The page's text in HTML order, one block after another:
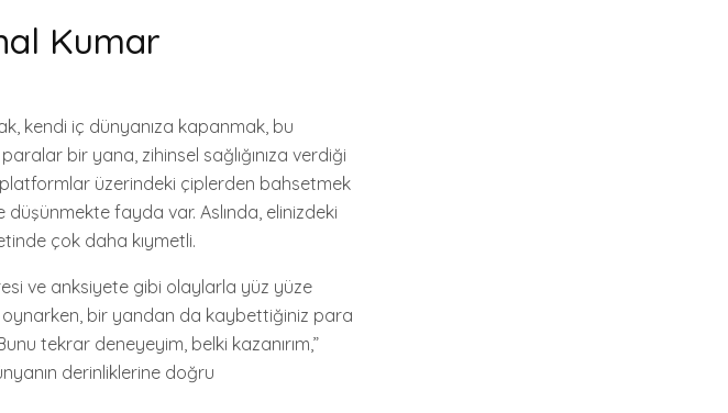
Kumar
kendi iç dünyanıza kapanmak, bu
bir yana, zihinsel sağlığınıza verdiği
üzerindeki çiplerden bahsetmek
fayda var. Aslında, elinizdeki
çok daha kıymetli.
ve anksiyete gibi olaylarla yüz yüze
oynarken, bir yandan da kaybettiğiniz para
tekrar deneyeyim, belki kazanırım,”
derinliklerine doğru